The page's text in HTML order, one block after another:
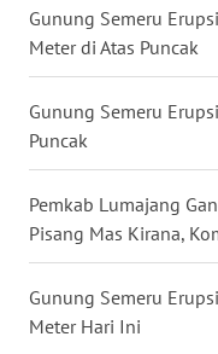
Gunung Semeru
Meter di Atas Puncak
Gunung Semeru
Puncak
Pemkab Lumajang
Pisang Mas Kirana,
Gunung Semeru
Meter Hari Ini
WN
KALTARA
WN
KALSEL
WN
KALTIM
WN
SULSEL